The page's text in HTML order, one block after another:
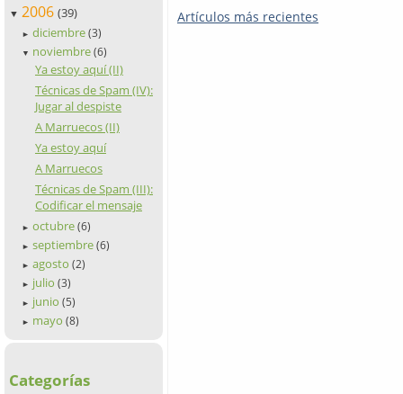
▼ 2006 (39)
► diciembre (3)
▼ noviembre (6)
Ya estoy aquí (II)
Técnicas de Spam (IV):
Jugar al despiste
A Marruecos (II)
Ya estoy aquí
A Marruecos
Técnicas de Spam (III):
Codificar el mensaje
► octubre (6)
► septiembre (6)
► agosto (2)
► julio (3)
► junio (5)
► mayo (8)
Categorías
Artículos más recientes